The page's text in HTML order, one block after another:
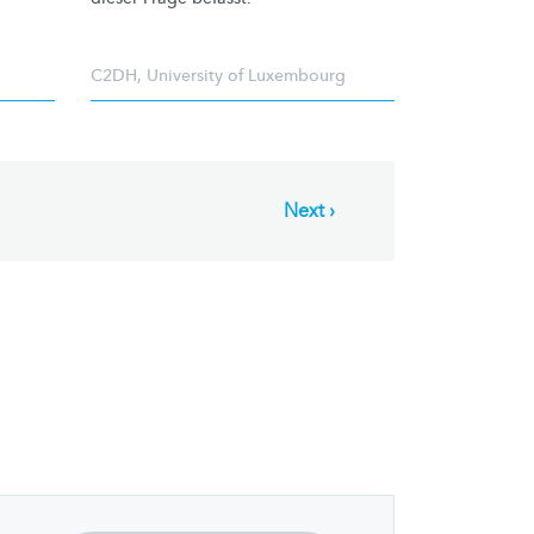
C2DH, University of Luxembourg
Next
Next ›